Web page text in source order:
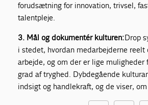
forudsætning for innovation, trivsel,
talentpleje.
3. Mål og dokumentér kulturen:Drop
i stedet, hvordan medarbejderne reelt
arbejde, og om der er lige muligheder
grad af tryghed. Dybdegående
indsigt og handlekraft, og de viser,